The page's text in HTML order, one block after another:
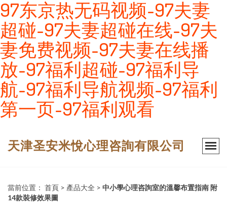
97东京热无码视频-97夫妻
超碰-97夫妻超碰在线-97夫
妻免费视频-97夫妻在线播
放-97福利超碰-97福利导
航-97福利导航视频-97福利
第一页-97福利观看
天津圣安米悅心理咨詢有限公司
當前位置： 首頁 > 產品大全 > 中小學心理咨詢室的溫馨布置指南 附
14款裝修效果圖